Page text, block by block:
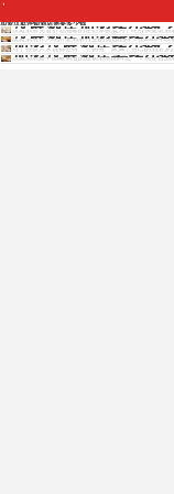
加盟汉庭连锁酒店需要多少钱
汉庭酒店加盟多少钱
汉庭酒店凭借舒适温馨的住宿体验成为了经济快捷型酒
汉庭酒店加盟费多少
汉庭酒店作为经济型酒店行业的优选品牌，在2020年以
加盟汉庭酒店多少钱
对于很多人来说都会有一个拥有一家属于自己的酒店梦
加盟汉庭酒店要多少
汉庭酒店是中国最知名的连锁酒店品牌之一，现在营酒